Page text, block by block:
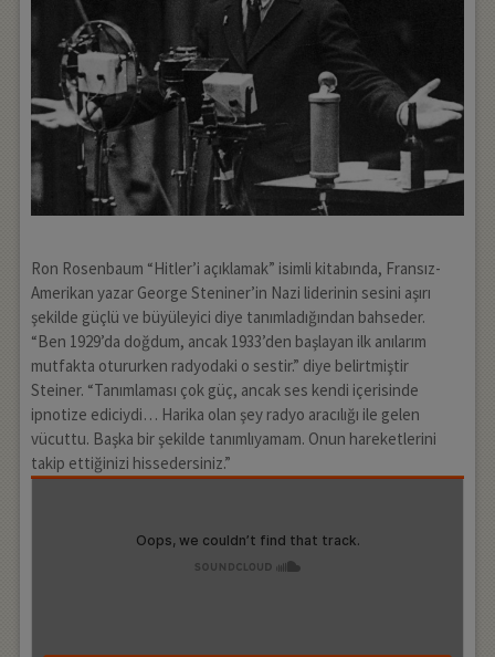
Ron Rosenbaum “Hitler’i açıklamak” isimli kitabında, Fransız-
Amerikan yazar George Steniner’in Nazi liderinin sesini aşırı
şekilde güçlü ve büyüleyici diye tanımladığından bahseder.
“Ben 1929’da doğdum, ancak 1933’den başlayan ilk anılarım
mutfakta otururken radyodaki o sestir.” diye belirtmiştir
Steiner. “Tanımlaması çok güç, ancak ses kendi içerisinde
ipnotize ediciydi… Harika olan şey radyo aracılığı ile gelen
vücuttu. Başka bir şekilde tanımlıyamam. Onun hareketlerini
takip ettiğinizi hissedersiniz.”